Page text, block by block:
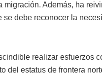
migración. Además, ha
debe reconocer la
realizar esfuerzos
del estatus de frontera